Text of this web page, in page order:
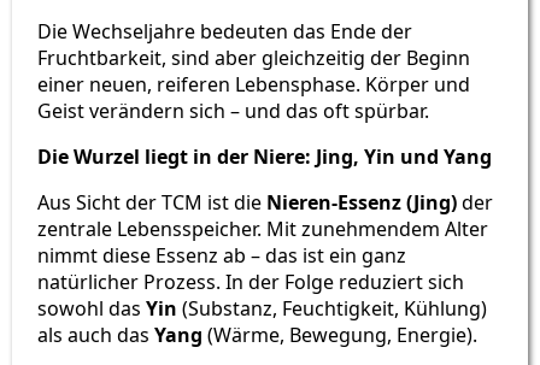
Die Wechseljahre bedeuten das Ende der
Fruchtbarkeit, sind aber gleichzeitig der Beginn
einer neuen, reiferen Lebensphase. Körper und
Geist verändern sich – und das oft spürbar.
Die Wurzel liegt in der Niere: Jing, Yin und Yang
Aus Sicht der TCM ist die Nieren-Essenz (Jing)der
zentrale Lebensspeicher. Mit zunehmendem Alter
nimmt diese Essenz ab – das ist ein ganz
natürlicher Prozess. In der Folge reduziert sich
sowohl das Yin (Substanz, Feuchtigkeit, Kühlung)
als auch das Yang (Wärme, Bewegung, Energie).